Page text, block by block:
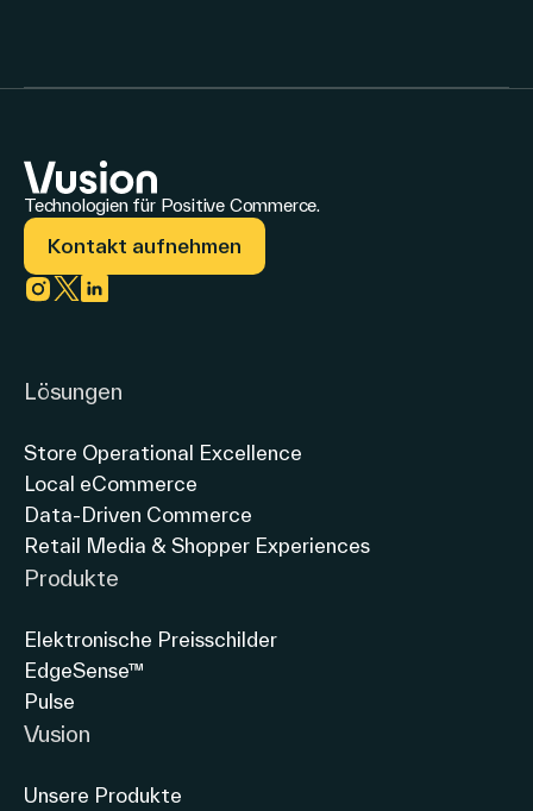
Technologien für Positive Commerce.
Kontakt aufnehmen
Lösungen
Store Operational Excellence
Local eCommerce
Data-Driven Commerce
Retail Media & Shopper Experiences
Produkte
Elektronische Preisschilder
EdgeSense™
Pulse
Vusion
Unsere Produkte